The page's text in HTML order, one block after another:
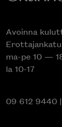
Avoinna
ma-pe 10 —
la 10-17
09 612 9440 |